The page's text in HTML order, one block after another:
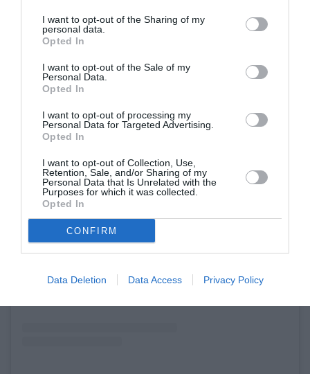
I want to opt-out of the Sharing of my
personal data.
Opted In
I want to opt-out of the Sale of my
Personal Data.
Opted In
I want to opt-out of processing my
Personal Data for Targeted Advertising.
Opted In
I want to opt-out of Collection, Use,
Retention, Sale, and/or Sharing of my
Personal Data that Is Unrelated with the
Purposes for which it was collected.
Opted In
CONFIRM
Data Deletion Data Access Privacy Policy